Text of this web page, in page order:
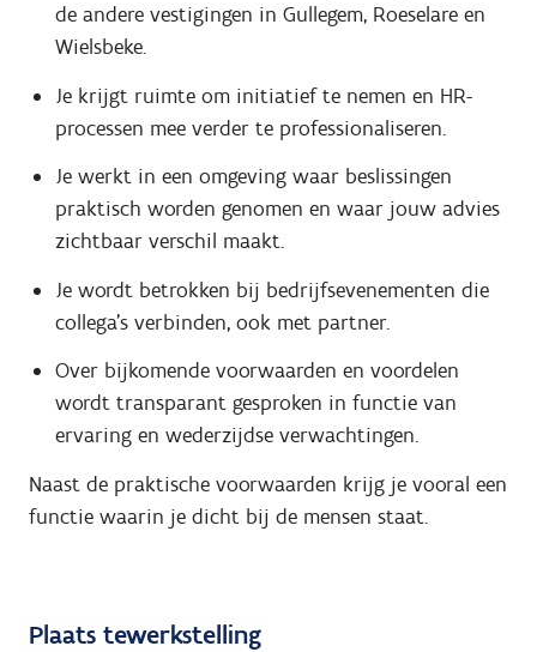
de andere vestigingen in Gullegem, Roeselare en
Wielsbeke.
Je krijgt ruimte om initiatief te nemen en HR-
processen mee verder te professionaliseren.
Je werkt in een omgeving waar beslissingen
praktisch worden genomen en waar jouw advies
zichtbaar verschil maakt.
Je wordt betrokken bij bedrijfsevenementen die
collega’s verbinden, ook met partner.
Over bijkomende voorwaarden en voordelen
wordt transparant gesproken in functie van
ervaring en wederzijdse verwachtingen.
Naast de praktische voorwaarden krijg je vooral een
functie waarin je dicht bij de mensen staat.
Plaats tewerkstelling